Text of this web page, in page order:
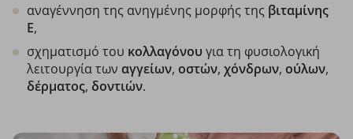
αναγέννηση της ανηγμένης μορφής της βιταμίνης
Ε,
σχηματισμό του κολλαγόνου για τη φυσιολογική
λειτουργία των αγγείων, οστών, χόνδρων, ούλων,
δέρματος, δοντιών.